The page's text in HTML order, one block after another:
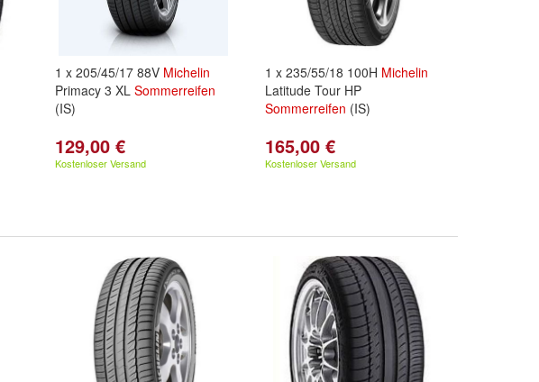
1 x 205/45/17 88V Michelin
Primacy 3 XL Sommerreifen
(IS)
129,00 €
Kostenloser Versand
1 x 235/55/18 100H Michelin
Latitude Tour HP
Sommerreifen (IS)
165,00 €
Kostenloser Versand